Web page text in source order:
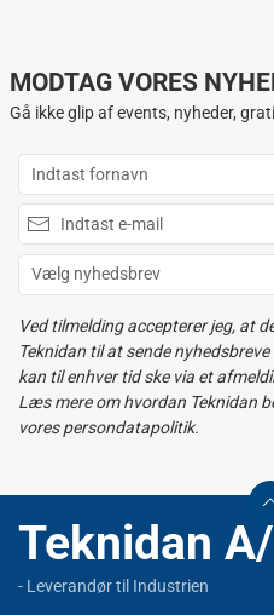
MODTAG VORES
Gå ikke glip af events, nyheder,
Ved tilmelding accepterer jeg, at
Teknidan til at sende
kan til enhver tid ske via et
Læs mere om hvordan Teknidan
vores persondatapolitik.
Teknidan
- Leverandør til Industrien